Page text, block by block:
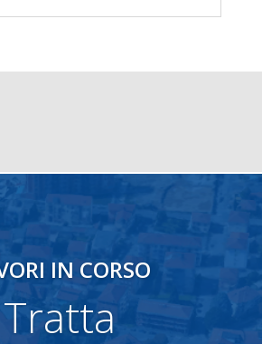
IN CORSO
Tratta